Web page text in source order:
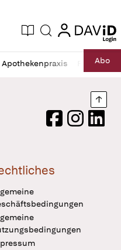
Aktuelle Ausgabe
Suche login
login
Apothekenpraxis RechtAbo
FacebookInstagram